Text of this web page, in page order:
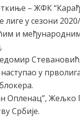
– ЖФК
лиге у сезони
и
наступао у
Опленац”, Жељко
Србије.